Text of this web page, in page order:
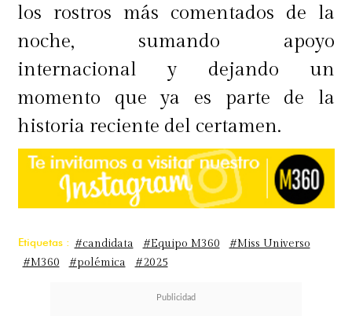
los rostros más comentados de la
noche, sumando apoyo
internacional y dejando un
momento que ya es parte de la
historia reciente del certamen.
Etiquetas : #candidata #Equipo M360
#Miss Universo
#M360
#polémica #2025